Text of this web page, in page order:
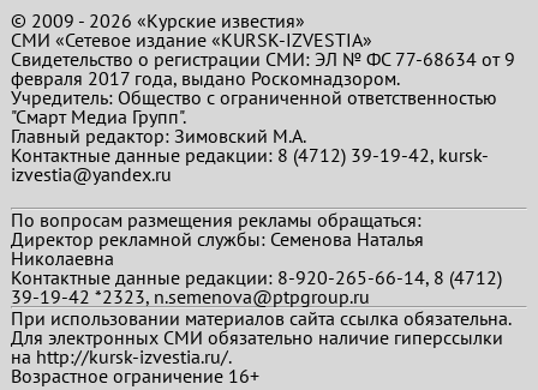
© 2009 - 2026 «Курские известия»
СМИ «Сетевое издание «KURSK-IZVESTIA»
Свидетельство о регистрации СМИ: ЭЛ № ФС 77-68634 от 9
февраля 2017 года, выдано Роскомнадзором.
Учредитель: Общество с ограниченной ответственностью
"Смарт Медиа Групп".
Главный редактор:Зимовский М.А.
Контактные данные редакции: 8 (4712) 39-19-42, kursk-
izvestia@yandex.ru
По вопросам размещения рекламы обращаться:
Директор рекламной службы: Семенова Наталья
Николаевна
Контактные данные редакции: 8-920-265-66-14, 8 (4712)
39-19-42 *2323, n.semenova@ptpgroup.ru
При использовании материалов сайта ссылка обязательна.
Для электронных СМИ обязательно наличие гиперссылки
на http://kursk-izvestia.ru/.
Возрастное ограничение 16+